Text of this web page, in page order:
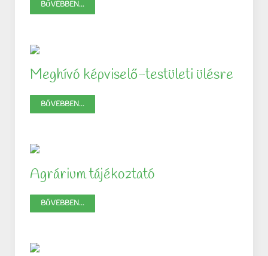
BŐVEBBEN...
Meghívó képviselő-testületi ülésre
BŐVEBBEN...
Agrárium tájékoztató
BŐVEBBEN...